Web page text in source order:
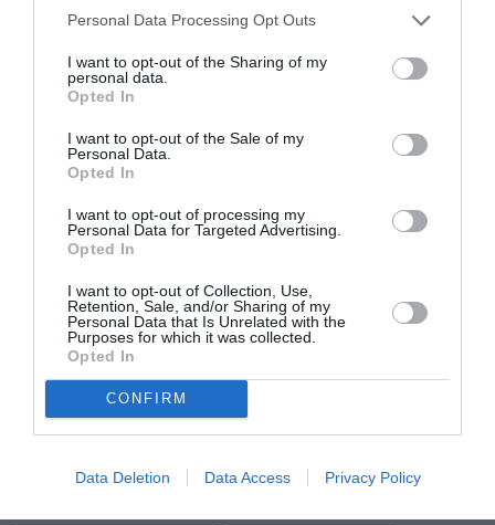
Personal Data Processing Opt Outs
I want to opt-out of the Sharing of my
personal data.
Opted In
I want to opt-out of the Sale of my
Personal Data.
Opted In
I want to opt-out of processing my
Personal Data for Targeted Advertising.
Opted In
I want to opt-out of Collection, Use,
Retention, Sale, and/or Sharing of my
Personal Data that Is Unrelated with the
Purposes for which it was collected.
Opted In
CONFIRM
Data Deletion Data Access Privacy Policy
ΜΕ ΘΕΜΑ: Η ΝΕΟΚΛΑΣΙΚΗ ΑΘΗΝΑ (2ο μέρος)
18:00| Σημείο συγκέντρωσης: Είσοδος
Ηρακλειδών 66α, Θησείο
Ταυτότητα
Περισσότερες πληροφορίες:opandaxenagiseis.gr
Ακολουθήστε το Culturenow.gr στο
μάθετε πρώτοι όλες τις ειδήσεις
Δείτε όλα τατελευταία νέα
Πολιτισμό στοCulturenow.gr